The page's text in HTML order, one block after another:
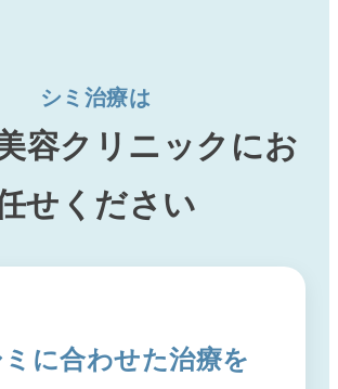
シミ治療は
容クリニックにお
せください
ミに合わせた治療を